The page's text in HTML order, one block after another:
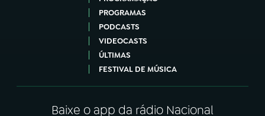
PROGRAMAS
PODCASTS
VIDEOCASTS
ÚLTIMAS
FESTIVAL DE MÚSICA
Baixe o app da rádio Nacional